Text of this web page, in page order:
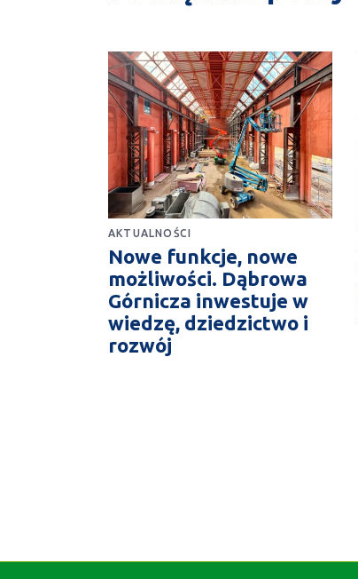
AKTUALNOŚCI
Nowe funkcje, nowe
możliwości. Dąbrowa
Górnicza inwestuje w
wiedzę, dziedzictwo i
rozwój